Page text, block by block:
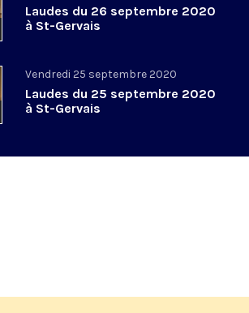
Laudes du 26 septembre 2020
à St-Gervais
Vendredi 25 septembre 2020
Laudes du 25 septembre 2020
à St-Gervais